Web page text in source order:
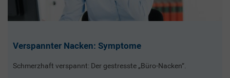
Verspannter Nacken: Symptome
Schmerzhaft verspannt: Der gestresste „Büro-Nacken“.